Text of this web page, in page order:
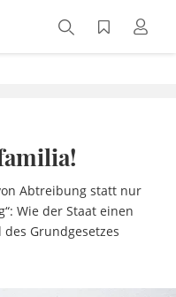
Abtreibung statt nur
Wie der Staat einen
Grundgesetzes